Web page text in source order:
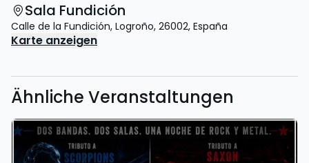
Sala Fundición
Calle de la Fundición, Logroño, 26002, España
Karte anzeigen
Ähnliche Veranstaltungen